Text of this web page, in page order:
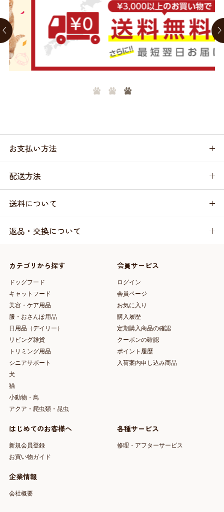
お支払い方法
配送方法
送料について
返品・交換について
カテゴリから探す
ドッグフード
キャットフード
美容・ケア用品
服・おさんぽ用品
日用品（デイリー）
リビング雑貨
トリミング用品
シニアサポート
犬
猫
小動物・鳥
アクア・爬虫類・昆虫
会員サービス
ログイン
会員ページ
お気に入り
購入履歴
定期購入商品の確認
クーポンの確認
ポイント履歴
入荷案内申し込み商品
はじめてのお客様へ
新規会員登録
お買い物ガイド
各種サービス
修理・アフターサービス
企業情報
会社概要